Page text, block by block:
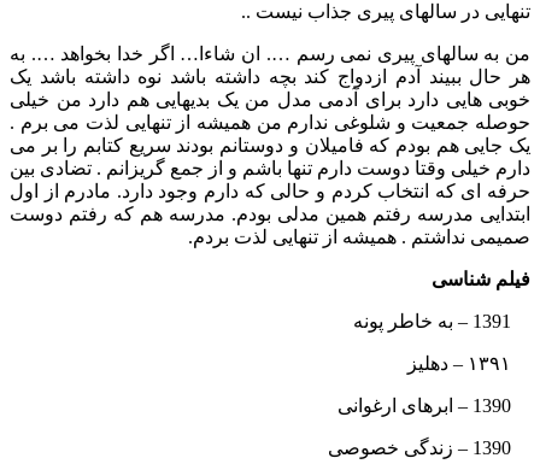
تنهایی در سالهای پیری جذاب نیست ..
من به سالهای پیری نمی رسم …. ان شاءا… اگر خدا بخواهد …. به
هر حال ببیند آدم ازدواج کند بچه داشته باشد نوه داشته باشد یک
خوبی هایی دارد برای آدمی مدل من یک بدیهایی هم دارد من خیلی
حوصله جمعیت و شلوغی ندارم من همیشه از تنهایی لذت می برم .
یک جایی هم بودم که فامیلان و دوستانم بودند سریع کتابم را بر می
دارم خیلی وقتا دوست دارم تنها باشم و از جمع گریزانم . تضادی بین
حرفه ای که انتخاب کردم و حالی که دارم وجود دارد. مادرم از اول
ابتدایی مدرسه رفتم همین مدلی بودم. مدرسه هم که رفتم دوست
صمیمی نداشتم . همیشه از تنهایی لذت بردم.
فیلم شناسی